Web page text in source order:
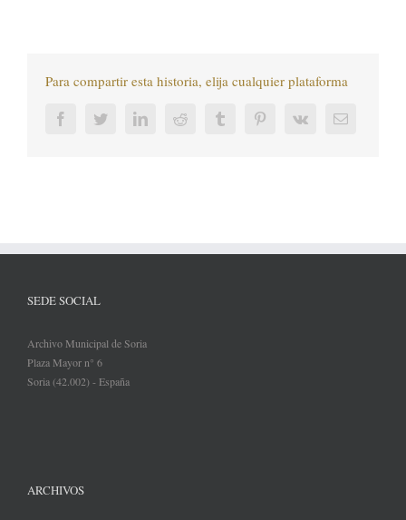
Para compartir esta historia, elija cualquier plataforma
FacebookTwitterLinkedInReddit Tumblr PinterestVk
Correo
SEDE SOCIAL
Archivo Municipal de Soria
Plaza Mayor n° 6
Soria (42.002) - España
ARCHIVOS